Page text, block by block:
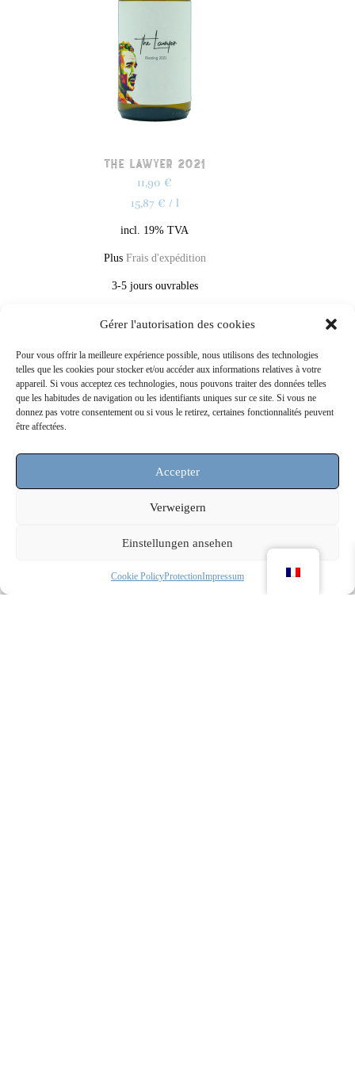
Gérer l'autorisation des cookies
Pour vous offrir la meilleure expérience possible, nous utilisons des technologies
telles que les cookies pour stocker et/ou accéder aux informations relatives à votre
appareil. Si vous acceptez ces technologies, nous pouvons traiter des données telles
que les habitudes de navigation ou les identifiants uniques sur ce site. Si vous ne
donnez pas votre consentement ou si vous le retirez, certaines fonctionnalités peuvent
être affectées.
Accepter
Verweigern
Einstellungen ansehen
Cookie PolicyProtectionImpressum
The Lawyer 2021
11,90 €
15,87 € / l
incl. 19% TVA
Plus Frais d'expédition
3-5 jours ouvrables